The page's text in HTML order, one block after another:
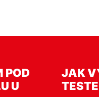
POD
U
JAK